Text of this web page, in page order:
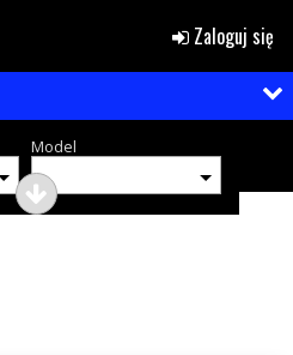
Zaloguj się
Model